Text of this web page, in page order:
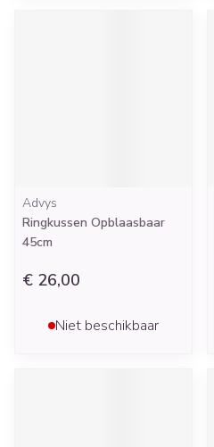
Advys
Ringkussen Opblaasbaar
45cm
€ 26,00
Niet beschikbaar